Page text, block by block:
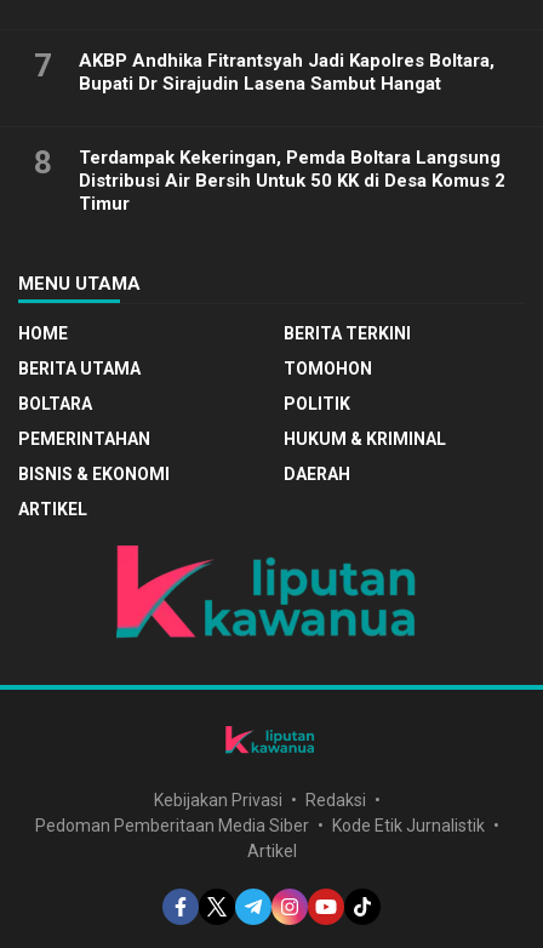
7
AKBP Andhika Fitrantsyah Jadi Kapolres Boltara,
Bupati Dr Sirajudin Lasena Sambut Hangat
8
Terdampak Kekeringan, Pemda Boltara Langsung
Distribusi Air Bersih Untuk 50 KK di Desa Komus 2
Timur
MENU UTAMA
HOME
BERITA TERKINI
BERITA UTAMA
TOMOHON
BOLTARA
POLITIK
PEMERINTAHAN
HUKUM & KRIMINAL
BISNIS & EKONOMI
DAERAH
ARTIKEL
Kebijakan Privasi
Redaksi
Pedoman Pemberitaan Media Siber
Kode Etik Jurnalistik
Artikel